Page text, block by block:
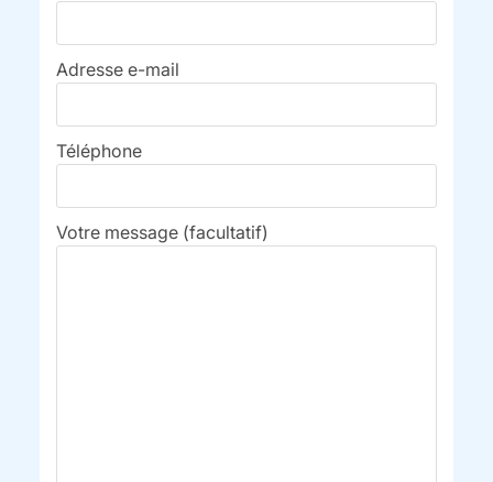
Adresse e-mail
Téléphone
Votre message (facultatif)